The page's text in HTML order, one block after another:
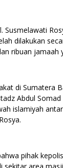
Susmelawati
dilakukan
ribuan
di Sumatera
Abdul
islamiyah
pihak